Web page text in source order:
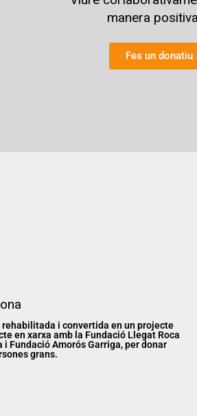
manera
Fes un donatiu
i convertida en un projecte
en xarxa amb la Fundació Llegat Roca
i Fundació Amorós Garriga, per donar
grans.